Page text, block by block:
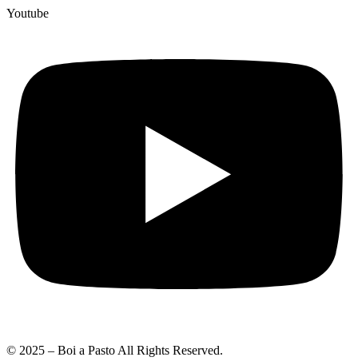
Youtube
© 2025 – Boi a Pasto All Rights Reserved.